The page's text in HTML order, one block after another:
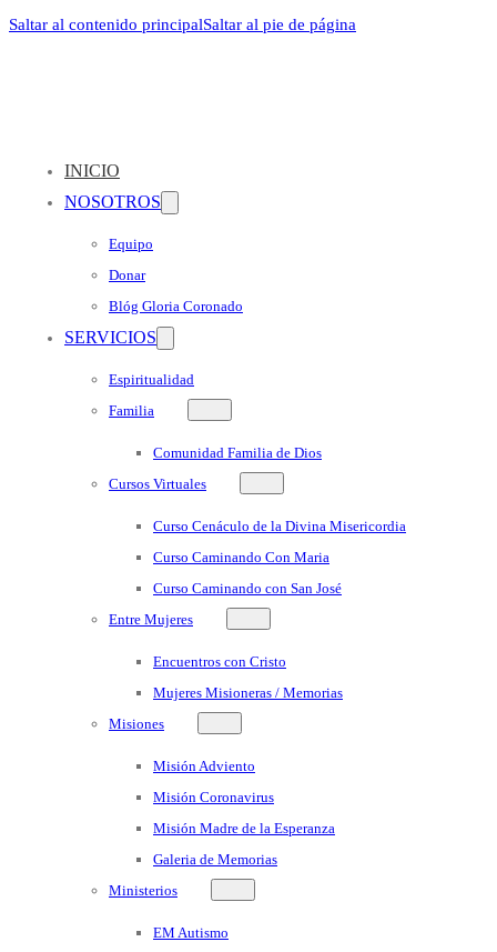
Saltar al contenido principalSaltar al pie de página
INICIO
NOSOTROS
Equipo
Donar
Blóg Gloria Coronado
SERVICIOS
Espiritualidad
Familia
Comunidad Familia de Dios
Cursos Virtuales
Curso Cenáculo de la Divina Misericordia
Curso Caminando Con Maria
Curso Caminando con San José
Entre Mujeres
Encuentros con Cristo
Mujeres Misioneras / Memorias
Misiones
Misión Adviento
Misión Coronavirus
Misión Madre de la Esperanza
Galeria de Memorias
Ministerios
EM Autismo